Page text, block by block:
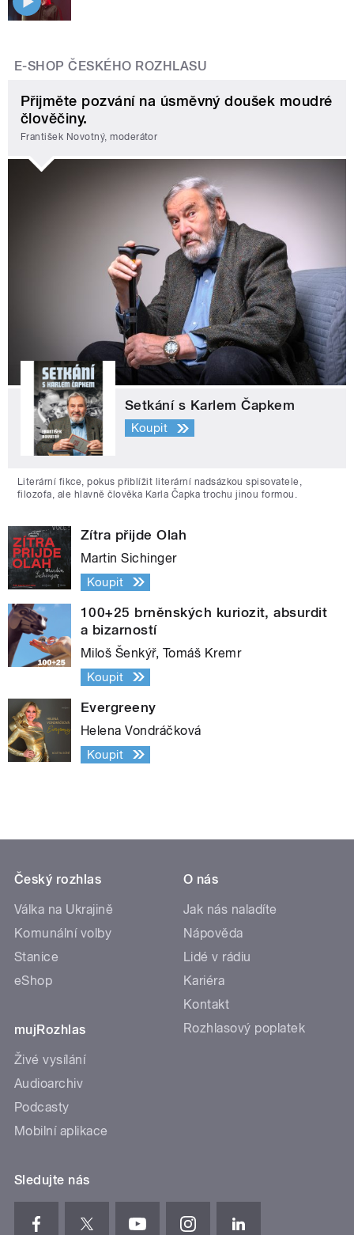
E-SHOP ČESKÉHO ROZHLASU
Přijměte pozvání na úsměvný doušek moudré
člověčiny.
František Novotný, moderátor
Setkání s Karlem Čapkem
Koupit
Literární fikce, pokus přiblížit literární nadsázkou spisovatele,
filozofa, ale hlavně člověka Karla Čapka trochu jinou formou.
Zítra přijde Olah
Martin Sichinger
Koupit
100+25 brněnských kuriozit, absurdit
a bizarností
Miloš Šenkýř, Tomáš Kremr
Koupit
Evergreeny
Helena Vondráčková
Koupit
Český rozhlas
Válka na Ukrajině
Komunální volby
Stanice
eShop
mujRozhlas
Živé vysílání
Audioarchiv
Podcasty
Mobilní aplikace
O nás
Jak nás naladíte
Nápověda
Lidé v rádiu
Kariéra
Kontakt
Rozhlasový poplatek
Sledujte nás